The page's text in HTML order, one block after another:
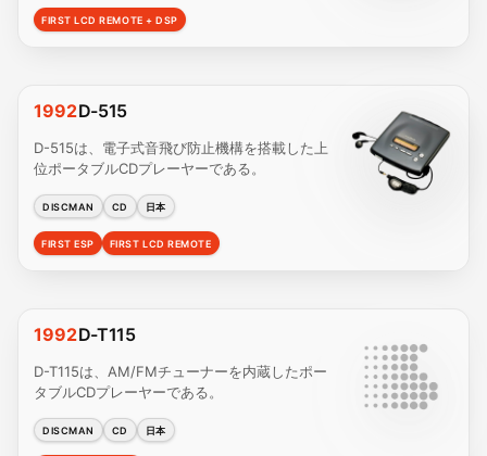
FIRST LCD REMOTE + DSP
1992D-515
D-515は、電子式音飛び防止機構を搭載した上
位ポータブルCDプレーヤーである。
DISCMAN CD 日本
FIRST ESP FIRST LCD REMOTE
1992D-T115
D-T115は、AM/FMチューナーを内蔵したポー
タブルCDプレーヤーである。
DISCMAN CD 日本